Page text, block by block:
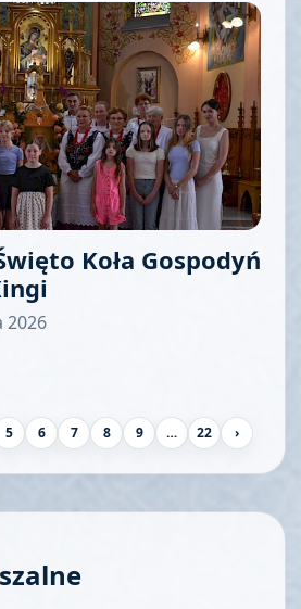
Koła Gospodyń
2026
5 6 7 8 9 … 22 ›